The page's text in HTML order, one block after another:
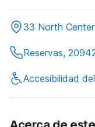
33 North
Reservas,
Accesibilidad